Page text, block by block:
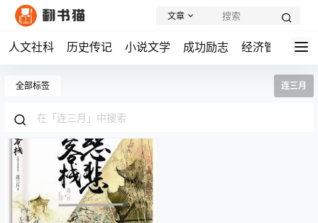
人文社科 历史传记 小说文学 成功励志 经济管理 学
文章
全部标签 连三月